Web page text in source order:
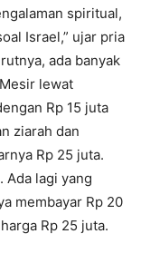
spiritual,
Israel,” ujar pria
ada banyak
lewat
Rp 15 juta
ziarah dan
Rp 25 juta.
Ada lagi yang
membayar Rp 20
Rp 25 juta.